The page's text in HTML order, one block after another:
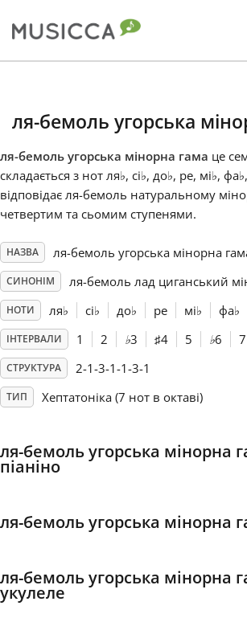
English
Español
Français
日本語
ля-бемоль угорська
ля-бемоль угорська мінорна гама це
складається з нот ля♭, сі♭, до♭, ре, мі♭, фа♭
відповідає ля-бемоль натуральному
четвертим та сьомим ступенями.
НАЗВА ля-бемоль угорська мінорна
СИНОНІМ ля-бемоль лад циганський
НОТИ ля♭ сі♭ до♭ ре мі♭ фа♭
ІНТЕРВАЛИ 1 2 ♭3 ♯4 5 ♭6 7
СТРУКТУРА 2-1-3-1-1-3-1
ТИП Хептатоніка (7 нот в октаві)
ля-бемоль угорська мінорна
піаніно
ля-бемоль угорська мінорна
ля-бемоль угорська мінорна
укулеле